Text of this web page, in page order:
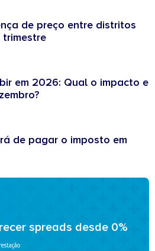
de preço entre distritos
trimestre
em 2026: Qual o impacto e
de pagar o imposto em
spreads desde 0%